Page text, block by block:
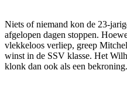
Niets of niemand kon de 23-
afgelopen dagen stoppen.
vlekkeloos verliep, greep
winst in de SSV klasse. Het
klonk dan ook als een bekroning.